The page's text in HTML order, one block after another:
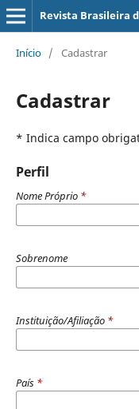
Revista Brasileira
Início / Cadastrar
Cadastrar
* Indica campo
Perfil
Nome Próprio *
Sobrenome
Instituição/Afiliação *
País *